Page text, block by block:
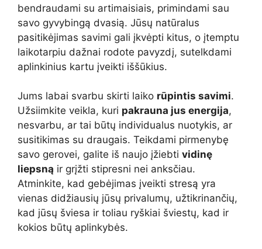
bendraudami su artimaisiais, primindami sau
savo gyvybingą dvasią. Jūsų natūralus
pasitikėjimas savimi gali įkvėpti kitus, o įtemptu
laikotarpiu dažnai rodote pavyzdį, sutelkdami
aplinkinius kartu įveikti iššūkius.
Jums labai svarbu skirti laiko rūpintis savimi.
Užsiimkite veikla, kuri pakrauna jus energija,
nesvarbu, ar tai būtų individualus nuotykis, ar
susitikimas su draugais. Teikdami pirmenybę
savo gerovei, galite iš naujo įžiebti vidinę
liepsną ir grįžti stipresni nei anksčiau.
Atminkite, kad gebėjimas įveikti stresą yra
vienas didžiausių jūsų privalumų, užtikrinančių,
kad jūsų šviesa ir toliau ryškiai šviestų, kad ir
kokios būtų aplinkybės.